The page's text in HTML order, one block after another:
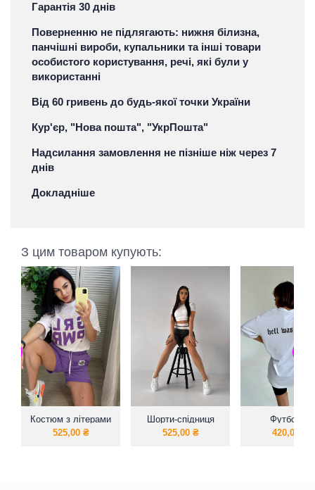
Гарантія 30 днів
Поверненню не підлягають: нижня білизна,
панчішні вироби, купальники та інші товари
особистого користування, речі, які були у
використанні
Від 60 гривень до будь-якої точки України
Кур'єр, "Нова пошта", "УкрПошта"
Надсилання замовлення не пізніше ніж через 7
днів
Докладніше
З цим товаром купують:
Костюм з літерами
шорти з футболкою
525,00 ₴
Шорти-спідниця
525,00 ₴
Футболка
Boyfriend’s
420,00